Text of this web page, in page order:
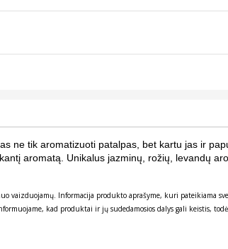
ne tik aromatizuoti patalpas, bet kartu jas ir
aromatą. Unikalus jazminų, rožių, levandų
Informacija produkto aprašyme, kuri pateikiama
kad produktai ir jų sudedamosios dalys gali keistis,